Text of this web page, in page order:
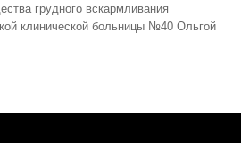
грудного вскармливания
клинической больницы №40 Ольгой